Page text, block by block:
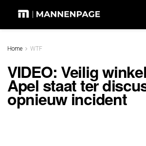
Home WTF
VIDEO: Veilig
Apel staat ter
opnieuw incident